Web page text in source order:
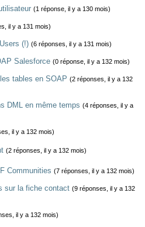
(1 réponse, il y a 130 mois)
il y a 131 mois)
(!) (6 réponses, il y a 131 mois)
Salesforce (0 réponse, il y a 132 mois)
tables en SOAP (2 réponses, il y a 132
DML en même temps (4 réponses, il y a
il y a 132 mois)
(2 réponses, il y a 132 mois)
Communities (7 réponses, il y a 132 mois)
sur la fiche contact (9 réponses, il y a 132
il y a 132 mois)